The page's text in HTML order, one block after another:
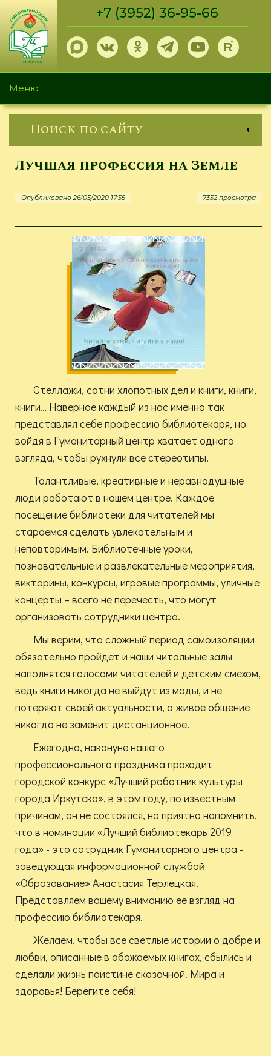
Перейти
основному
содержанию
+7 (3952) 36-95-66
Меню
Поиск по сайту
Лучшая профессия на Земле
Опубликовано 26/05/2020 17:55 7352 просмотра
Стеллажи, сотни хлопотных дел и книги, книги,
книги… Наверное каждый из нас именно так
представлял себе профессию библиотекаря, но
войдя в Гуманитарный центр хватает одного
взгляда, чтобы рухнули все стереотипы.
Талантливые, креативные и неравнодушные
люди работают в нашем центре. Каждое
посещение библиотеки для читателей мы
стараемся сделать увлекательным и
неповторимым. Библиотечные уроки,
познавательные и развлекательные мероприятия,
викторины, конкурсы, игровые программы, уличные
концерты – всего не перечесть, что могут
организовать сотрудники центра.
Мы верим, что сложный период самоизоляции
обязательно пройдет и наши читальные залы
наполнятся голосами читателей и детским смехом,
ведь книги никогда не выйдут из моды, и не
потеряют своей актуальности, а живое общение
никогда не заменит дистанционное.
Ежегодно, накануне нашего
профессионального праздника проходит
городской конкурс «Лучший работник культуры
города Иркутска», в этом году, по известным
причинам, он не состоялся, но приятно напомнить,
что в номинации «Лучший библиотекарь 2019
года» - это сотрудник Гуманитарного центра -
заведующая информационной службой
«Образование» Анастасия Терлецкая.
Представляем вашему вниманию ее взгляд на
профессию библиотекаря.
Желаем, чтобы все светлые истории о добре и
любви, описанные в обожаемых книгах, сбылись и
сделали жизнь поистине сказочной. Мира и
здоровья! Берегите себя!